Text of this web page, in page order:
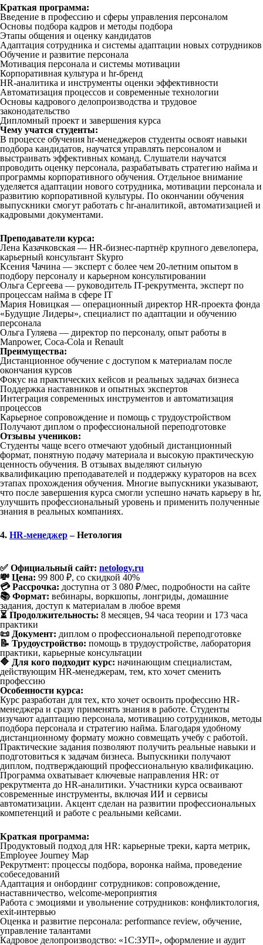
Краткая программа:
Введение в профессию и сферы управления персоналом
Основы подбора кадров и методы подбора
Этапы общения и оценку кандидатов
Адаптация сотрудника и системы адаптации новых сотрудников
Обучение и развитие персонала
Мотивация персонала и системы мотивации
Корпоративная культура и hr-бренд
HR-аналитика и инструменты оценки эффективности
Автоматизация процессов и современные технологии
Основы кадрового делопроизводства и трудовое
законодательство
Дипломный проект и завершения курса
Чему учатся студенты:
В процессе обучения hr-менеджеров студенты освоят навыки
подбора кандидатов, научатся управлять персоналом и
выстраивать эффективных команд. Слушатели научатся
проводить оценку персонала, разрабатывать стратегию найма и
программы корпоративного обучения. Отдельное внимание
уделяется адаптации нового сотрудника, мотивации персонала и
развитию корпоративной культуры. По окончании обучения
выпускники смогут работать с hr-аналитикой, автоматизацией и
кадровыми документами.
Преподаватели курса:
Лена Казачковская — HR-бизнес-партнёр крупного девелопера,
карьерный консультант Skypro
Ксения Чачина — эксперт с более чем 20-летним опытом в
подбору персоналу и карьерном консультировании
Ольга Сергеева — руководитель IT-рекрутмента, эксперт по
процессам найма в сфере IT
Мария Новицкая — операционный директор HR-проекта фонда
«Будущие Лидеры», специалист по адаптации и обучению
персонала
Ольга Гуляева — директор по персоналу, опыт работы в
Manpower, Coca-Cola и Renault
Преимущества:
Дистанционное обучение с доступом к материалам после
окончания курсов
Фокус на практических кейсов и реальных задачах бизнеса
Поддержка наставников и опытных экспертов
Интеграция современных инструментов и автоматизация
процессов
Карьерное сопровождение и помощь с трудоустройством
Получают диплом о профессиональной переподготовке
Отзывы учеников:
Студенты чаще всего отмечают удобный дистанционный
формат, понятную подачу материала и высокую практическую
ценность обучения. В отзывах выделяют сильную
квалификацию преподавателей и поддержку кураторов на всех
этапах прохождения обучения. Многие выпускники указывают,
что после завершения курса смогли успешно начать карьеру в hr,
улучшить профессиональный уровень и применить полученные
знания в реальных компаниях.
4. HR-менеджер– Нетология
✅ Официальный сайт: netology.ru
💸 Цена: 99 800 ₽, со скидкой 40%
💳 Рассрочка: доступна от 3 080 ₽/мес, подробности на сайте
📚 Формат: вебинары, воркшопы, лонгриды, домашние
задания, доступ к материалам в любое время
⏳ Продолжительность: 8 месяцев, 94 часа теории и 173 часа
практики
📜 Документ: диплом о профессиональной переподготовке
📝 Трудоустройство: помощь в трудоустройстве, лаборатория
практики, карьерные консультации
🔷 Для кого подходит курс: начинающим специалистам,
действующим HR-менеджерам, тем, кто хочет сменить
профессию
Особенности курса:
Курс разработан для тех, кто хочет освоить профессию HR-
менеджера и сразу применять знания в работе. Студенты
изучают адаптацию персонала, мотивацию сотрудников, методы
подбора персонала и стратегию найма. Благодаря удобному
дистанционному формату можно совмещать учебу с работой.
Практические задания позволяют получить реальные навыки и
подготовиться к задачам бизнеса. Выпускники получают
диплом, подтверждающий профессиональную квалификацию.
Программа охватывает ключевые направления HR: от
рекрутмента до HR-аналитики. Участники курса осваивают
современные инструменты, включая ИИ и сервисы
автоматизации. Акцент сделан на развитии профессиональных
компетенций и работе с реальными кейсами.
Краткая программа:
Продуктовый подход для HR: карьерные треки, карта метрик,
Employee Journey Map
Рекрутмент: процессы подбора, воронка найма, проведение
собеседований
Адаптация и онбординг сотрудников: сопровождение,
наставничество, welcome-мероприятия
Работа с эмоциями и увольнение сотрудников: конфликтология,
exit-интервью
Оценка и развитие персонала: performance review, обучение,
управление талантами
Кадровое делопроизводство: «1С:ЗУП», оформление и аудит